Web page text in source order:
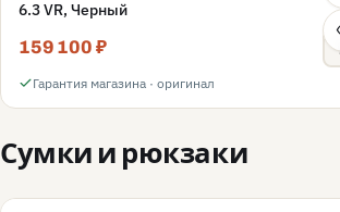
6.3 VR, Черный
159 100 ₽
Гарантия магазина · оригинал
Сумки и рюкзаки